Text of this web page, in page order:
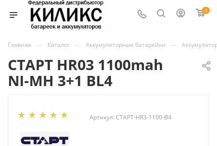
0
Главная — Каталог — Аккумуляторные батарейки —
СТАРТ HR03 1100mah
NI-MH 3+1 BL4
Артикул: СТАРТ-HR3-1100-B4